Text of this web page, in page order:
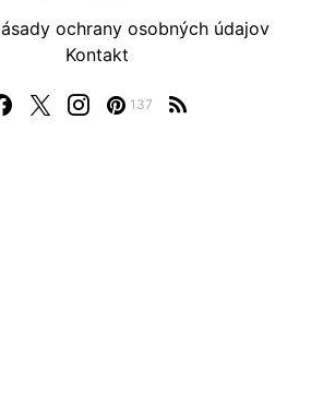
137
ochrany osobných údajov
Kontakt